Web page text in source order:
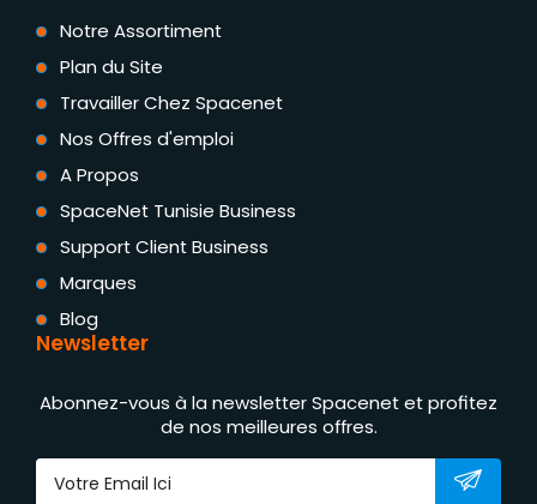
Notre Assortiment
Plan du Site
Travailler Chez Spacenet
Nos Offres d'emploi
A Propos
SpaceNet Tunisie Business
Support Client Business
Marques
Blog
Newsletter
Abonnez-vous à la newsletter Spacenet et profitez
de nos meilleures offres.